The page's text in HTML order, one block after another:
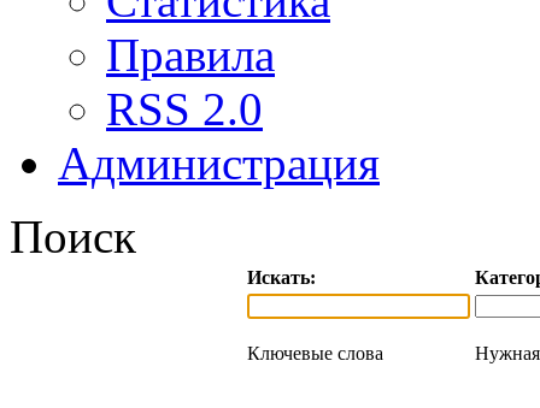
Правила
RSS 2.0
Администрация
Поиск
Искать:
Ключевые слова Нужная